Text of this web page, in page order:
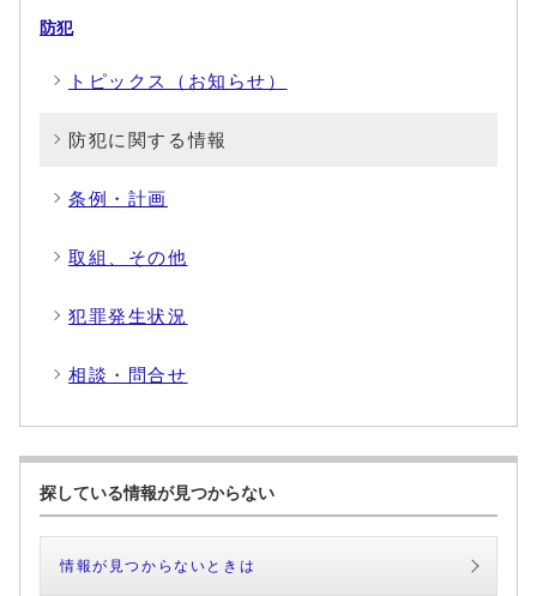
防犯
トピックス（お知らせ）
防犯に関する情報
条例・計画
取組、その他
犯罪発生状況
相談・問合せ
探している情報が見つからない
情報が見つからないときは